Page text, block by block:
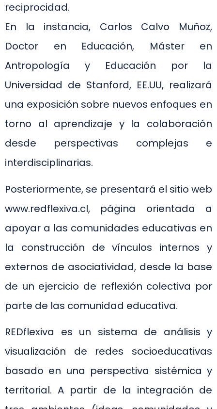
reciprocidad.
En la instancia, Carlos Calvo Muñoz,
Doctor en Educación, Máster en
Antropología y Educación por la
Universidad de Stanford, EE.UU, realizará
una exposición sobre nuevos enfoques en
torno al aprendizaje y la colaboración
desde perspectivas complejas e
interdisciplinarias.
Posteriormente, se presentará el sitio web
www.redflexiva.cl, página orientada a
apoyar a las comunidades educativas en
la construcción de vínculos internos y
externos de asociatividad, desde la base
de un ejercicio de reflexión colectiva por
parte de las comunidad educativa.
REDflexiva es un sistema de análisis y
visualización de redes socioeducativas
basado en una perspectiva sistémica y
territorial. A partir de la integración de